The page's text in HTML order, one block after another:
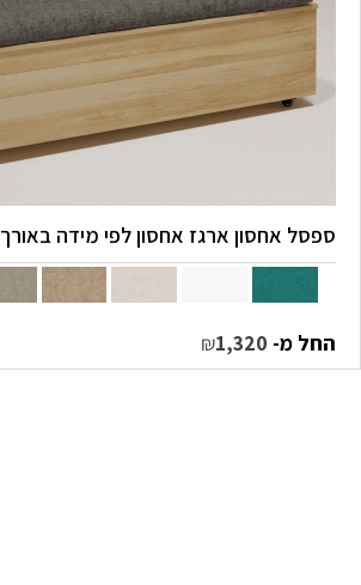
ספסל אחסון ארגז אחסון לפי מידה באורך 200-209 ס"מ
החל מ- ₪1,320